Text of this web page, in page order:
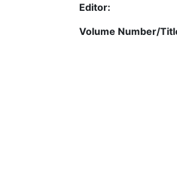
Editor:
Volume Number/